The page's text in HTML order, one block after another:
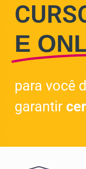
E
para você
garantir